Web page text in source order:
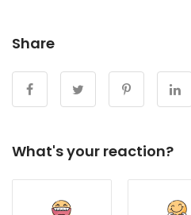
Share
What's your reaction?